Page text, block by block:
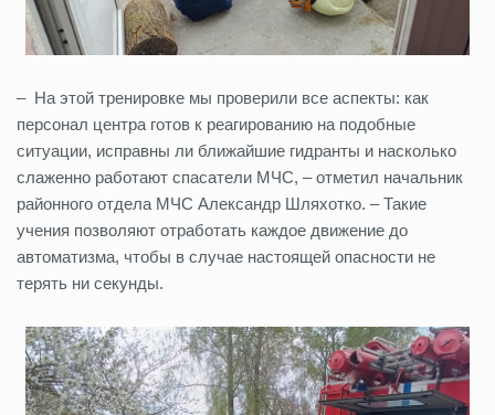
– На этой тренировке мы проверили все аспекты: как
персонал центра готов к реагированию на подобные
ситуации, исправны ли ближайшие гидранты и насколько
слаженно работают спасатели МЧС, – отметил начальник
районного отдела МЧС Александр Шляхотко. – Такие
учения позволяют отработать каждое движение до
автоматизма, чтобы в случае настоящей опасности не
терять ни секунды.